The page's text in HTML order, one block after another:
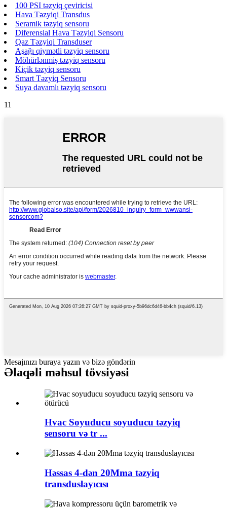
100 PSI təzyiq çeviricisi
Hava Təzyiqi Transdus
Seramik təzyiq sensoru
Diferensial Hava Təzyiqi Sensoru
Qaz Təzyiqi Transduser
Aşağı qiymətli təzyiq sensoru
Möhürlənmiş təzyiq sensoru
Kiçik təzyiq sensoru
Smart Təzyiq Sensoru
Suya davamlı təzyiq sensoru
11
Mesajınızı buraya yazın və bizə göndərin
Əlaqəli məhsul tövsiyəsi
Hvac Soyuducu soyuducu təzyiq
sensoru və tr ...
Həssas 4-dən 20Mma təzyiq
transduslayıcısı